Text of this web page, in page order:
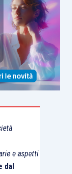
già indicata
di legge.
e aspetti
dal